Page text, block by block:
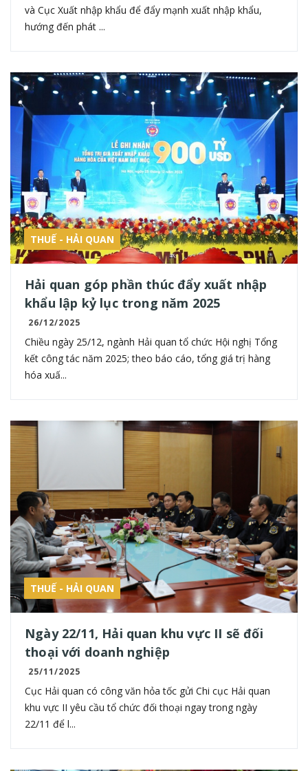
và Cục Xuất nhập khẩu để đẩy mạnh xuất nhập khẩu,
hướng đến phát ...
THUẾ - HẢI QUAN
Hải quan góp phần thúc đẩy xuất nhập
khẩu lập kỷ lục trong năm 2025
26/12/2025
Chiều ngày 25/12, ngành Hải quan tổ chức Hội nghị Tổng
kết công tác năm 2025; theo báo cáo, tổng giá trị hàng
hóa xuấ...
THUẾ - HẢI QUAN
Ngày 22/11, Hải quan khu vực II sẽ đối
thoại với doanh nghiệp
25/11/2025
Cục Hải quan có công văn hỏa tốc gửi Chi cục Hải quan
khu vực II yêu cầu tổ chức đối thoại ngay trong ngày
22/11 để l...